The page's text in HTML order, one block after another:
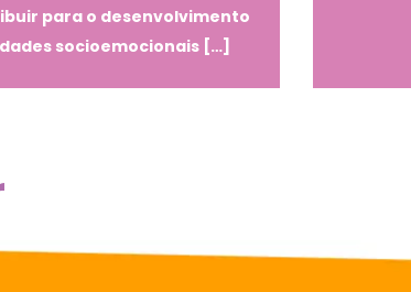
para o desenvolvimento
socioemocionais […]